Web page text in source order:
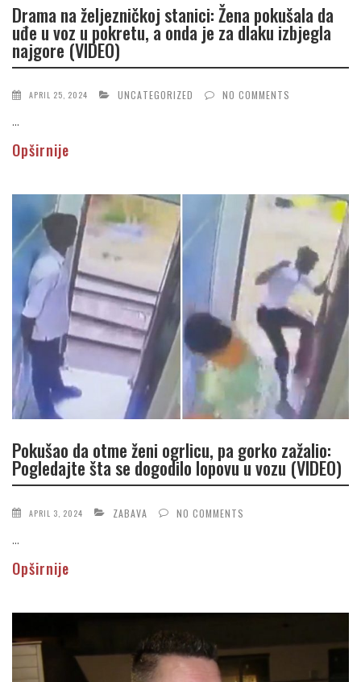
Drama na željezničkoj stanici: Žena pokušala da
uđe u voz u pokretu, a onda je za dlaku izbjegla
najgore (VIDEO)
APRIL 25, 2024 UNCATEGORIZED NO COMMENTS
...
Opširnije
Pokušao da otme ženi ogrlicu, pa gorko zažalio:
Pogledajte šta se dogodilo lopovu u vozu (VIDEO)
APRIL 3, 2024 ZABAVA NO COMMENTS
...
Opširnije